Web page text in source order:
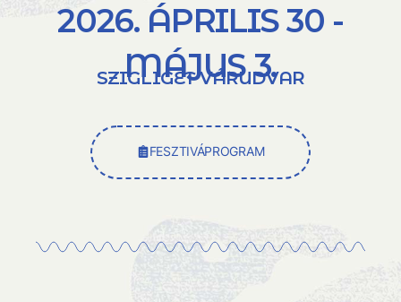
2026. ÁPRILIS 30 -
MÁJUS 3.
SZIGLIGET VÁRUDVAR
FESZTIVÁPROGRAM